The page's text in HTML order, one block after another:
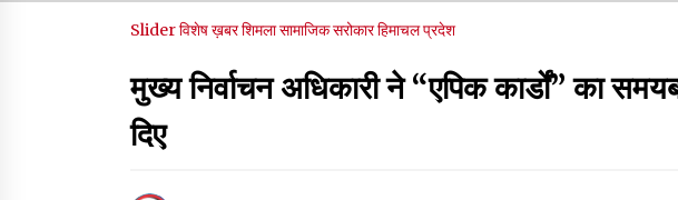
नियमितीकरण, शिक्षा निदेशालय ने जारी किया स्पष्टीकरण
Sliderविशेष ख़बरशिमलासामाजिक सरोकारहिमाचल प्रदेश
मुख्य निर्वाचन अधिकारी ने “एपिक कार्डों” का
दिए